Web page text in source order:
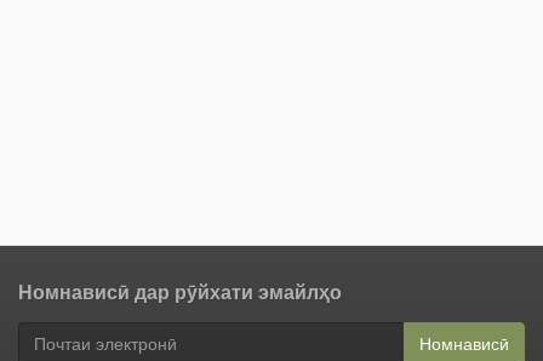
Номнависӣ дар рӯйхати эмайлҳо
Номнависӣ